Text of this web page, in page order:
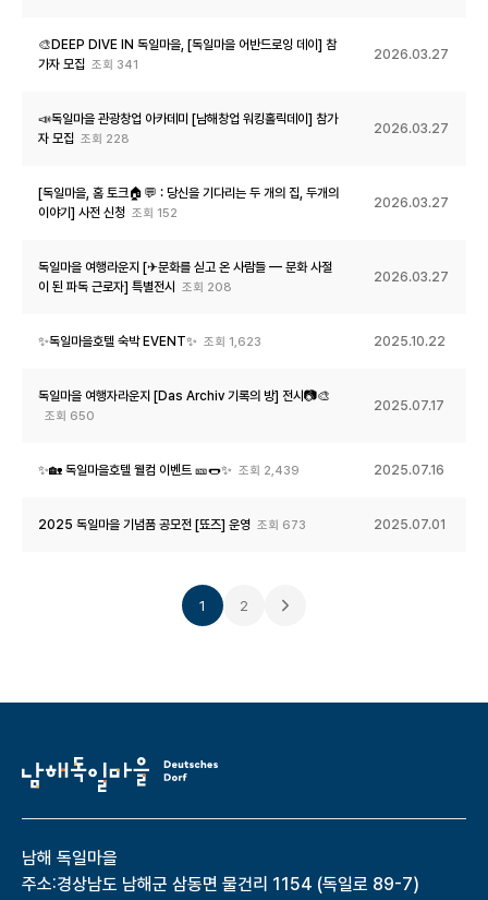
🎨DEEP DIVE IN 독일마을, [독일마을 어반드로잉 데이] 참
가자 모집 조회 341
2026.03.27
📣독일마을 관광창업 아카데미 [남해창업 워킹홀릭데이] 참가
자 모집 조회 228
2026.03.27
[독일마을, 홈 토크🏠💬 : 당신을 기다리는 두 개의 집, 두개의
이야기] 사전 신청 조회 152
2026.03.27
독일마을 여행라운지 [✈문화를 싣고 온 사람들 — 문화 사절
이 된 파독 근로자] 특별전시
조회 208
2026.03.27
✨독일마을호텔 숙박 EVENT✨ 조회 1,623 2025.10.22
독일마을 여행자라운지 [Das Archiv 기록의 방] 전시📷🎨
조회 650
2025.07.17
✨🏡 독일마을호텔 웰컴 이벤트 🎫🌭✨ 조회 2,439 2025.07.16
2025 독일마을 기념품 공모전 [뚀즈] 운영 조회 673 2025.07.01
1 2
남해 독일마을
주소:경상남도 남해군 삼동면 물건리 1154 (독일로 89-7)